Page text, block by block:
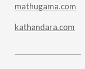
mathugama.com
kathandara.com